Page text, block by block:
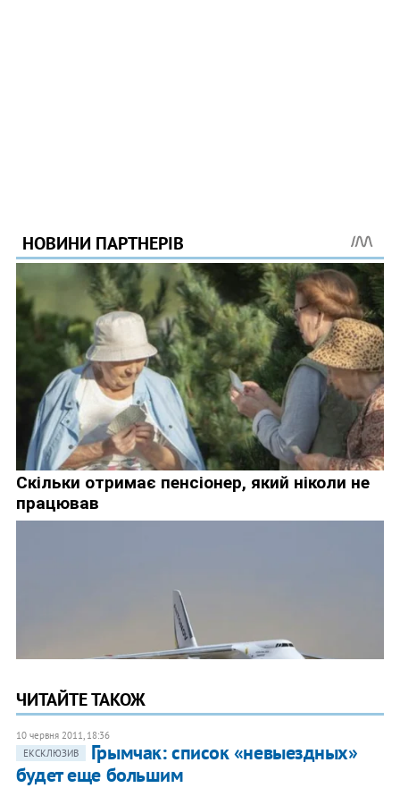
ЧИТАЙТЕ ТАКОЖ
10 червня 2011, 18:36
ЕКСКЛЮЗИВ
Грымчак: список «невыездных»
будет еще большим